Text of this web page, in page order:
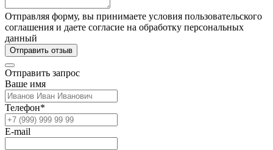
Отправляя форму, вы принимаете условия пользовательского
соглашения и даете согласие на обработку персональных
данный
Отправить отзыв
Отправить запрос
Ваше имя
Телефон*
E-mail